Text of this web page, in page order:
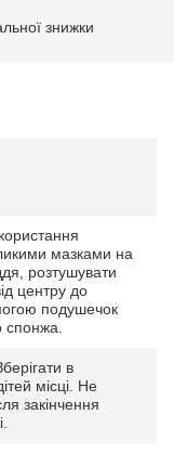
знижки
мазками на
розтушувати
центру до
подушечок
спонжа.
в
місці. Не
закінчення